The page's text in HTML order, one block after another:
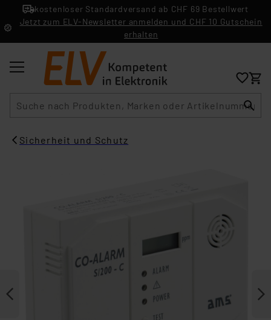
kostenloser Standardversand ab CHF 69 Bestellwert
Jetzt zum ELV-Newsletter anmelden und CHF 10 Gutschein
erhalten
Sicherheit und Schutz​